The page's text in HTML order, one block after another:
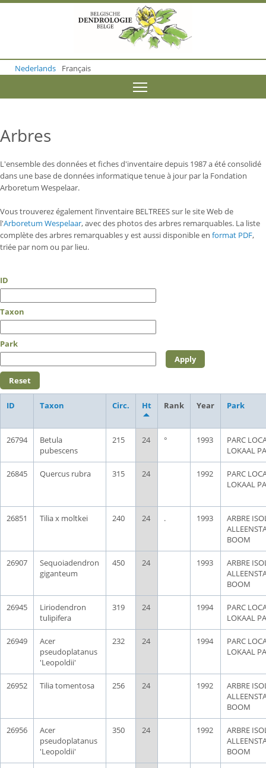
o
m
n
n
t
Nederlands Français
Arbres
L'ensemble des données et fiches d'inventaire depuis 1987 a été consolidé
dans une base de données informatique tenue à jour par la Fondation
Arboretum Wespelaar.
Vous trouverez également l’inventaire BELTREES sur le site Web de
l'Arboretum Wespelaar, avec des photos des arbres remarquables. La liste
complète des arbres remarquables y est aussi disponible en format PDF,
triée par nom ou par lieu.
ID
Taxon
Park
ID Taxon Circ. Ht Rank Year Park
26794
Betula
pubescens
215 24 ° 1993
PARC
LOKAAL
26845 Quercus rubra 315 24 1992
PARC
LOKAAL
26851 Tilia x moltkei 240 24 . 1993
ARBRE
BOOM
26907
Sequoiadendron
giganteum
450 24 1993
ARBRE
BOOM
26945
Liriodendron
tulipifera
319 24 1994
PARC
LOKAAL
26949
Acer
pseudoplatanus
'Leopoldii'
232 24 1994
PARC
LOKAAL
26952 Tilia tomentosa 256 24 1992
ARBRE
BOOM
26956
Acer
pseudoplatanus
'Leopoldii'
350 24 1992
ARBRE
BOOM